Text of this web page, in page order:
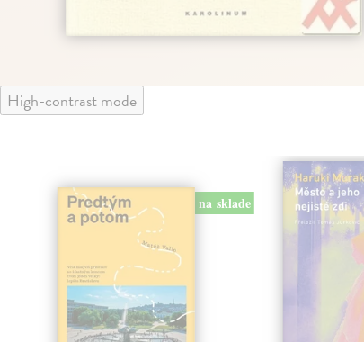
High-contrast mode
na sklade